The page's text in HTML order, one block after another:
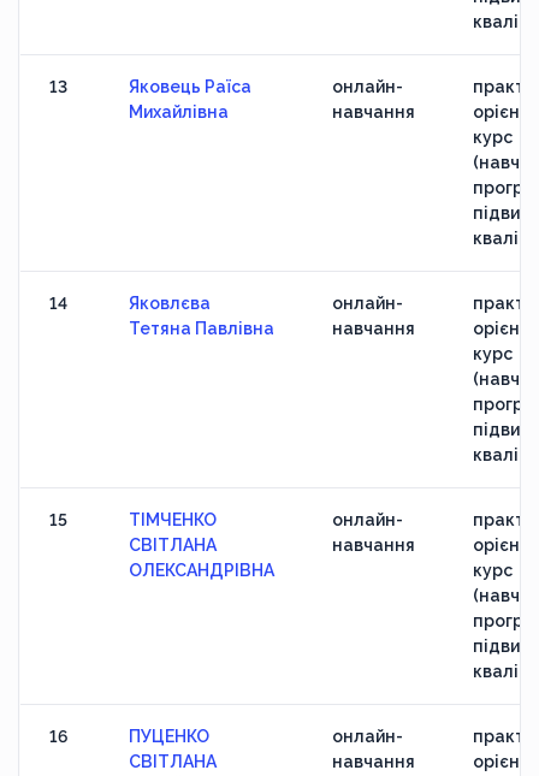
13
Яковець Раїса
Михайлівна
онлайн-
навчання
курс
14
Яковлєва
Тетяна Павлівна
онлайн-
навчання
курс
15
ТІМЧЕНКО
СВІТЛАНА
ОЛЕКСАНДРІВНА
онлайн-
навчання
курс
16
ПУЦЕНКО
СВІТЛАНА
онлайн-
навчання